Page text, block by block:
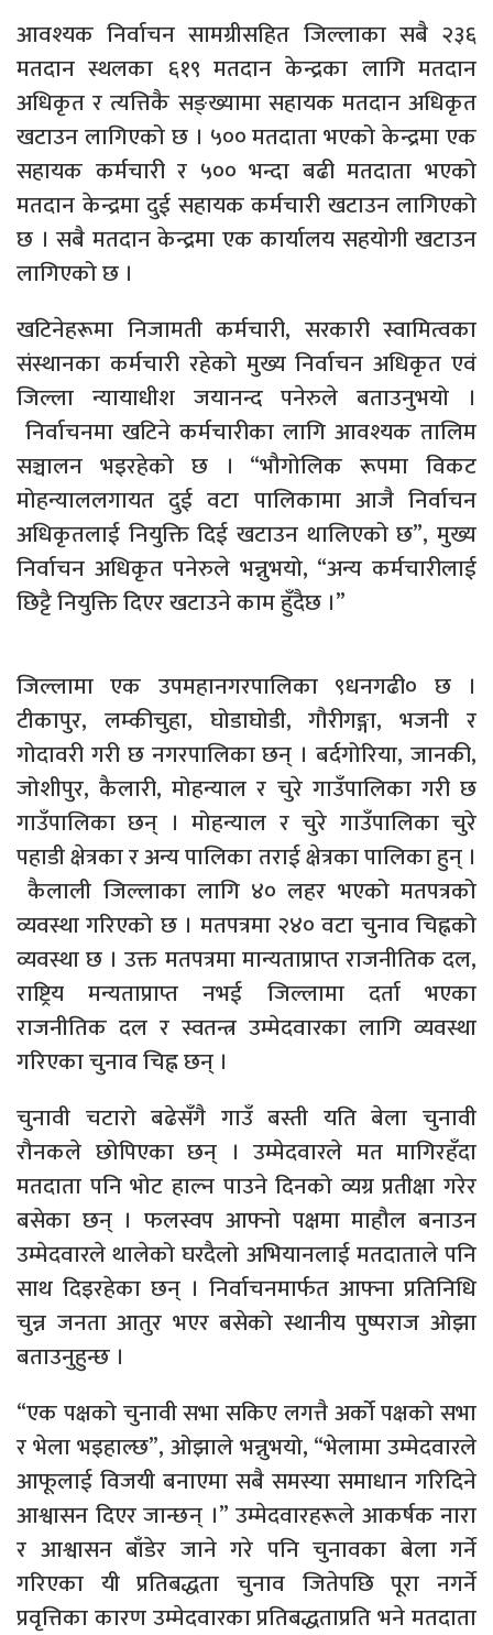
आवश्यक निर्वाचन सामग्रीसहित जिल्लाका सबै २३६
मतदान स्थलका ६१९ मतदान केन्द्रका लागि मतदान
अधिकृत र त्यत्तिकै सङ्ख्यामा सहायक मतदान अधिकृत
खटाउन लागिएको छ । ५०० मतदाता भएको केन्द्रमा एक
सहायक कर्मचारी र ५०० भन्दा बढी मतदाता भएको
मतदान केन्द्रमा दुई सहायक कर्मचारी खटाउन लागिएको
छ । सबै मतदान केन्द्रमा एक कार्यालय सहयोगी खटाउन
लागिएको छ ।
खटिनेहरूमा निजामती कर्मचारी, सरकारी स्वामित्वका
संस्थानका कर्मचारी रहेको मुख्य निर्वाचन अधिकृत एवं
जिल्ला न्यायाधीश जयानन्द पनेरुले बताउनुभयो ।
निर्वाचनमा खटिने कर्मचारीका लागि आवश्यक तालिम
सञ्चालन भइरहेको छ । “भौगोलिक रूपमा विकट
मोहन्याललगायत दुई वटा पालिकामा आजै निर्वाचन
अधिकृतलाई नियुक्ति दिई खटाउन थालिएको छ”, मुख्य
निर्वाचन अधिकृत पनेरुले भन्नुभयो, “अन्य कर्मचारीलाई
छिट्टै नियुक्ति दिएर खटाउने काम हुँदैछ ।”
जिल्लामा एक उपमहानगरपालिका ९धनगढी० छ ।
टीकापुर, लम्कीचुहा, घोडाघोडी, गौरीगङ्गा, भजनी र
गोदावरी गरी छ नगरपालिका छन् । बर्दगोरिया, जानकी,
जोशीपुर, कैलारी, मोहन्याल र चुरे गाउँपालिका गरी छ
गाउँपालिका छन् । मोहन्याल र चुरे गाउँपालिका चुरे
पहाडी क्षेत्रका र अन्य पालिका तराई क्षेत्रका पालिका हुन् ।
कैलाली जिल्लाका लागि ४० लहर भएको मतपत्रको
व्यवस्था गरिएको छ । मतपत्रमा २४० वटा चुनाव चिह्नको
व्यवस्था छ । उक्त मतपत्रमा मान्यताप्राप्त राजनीतिक दल,
राष्ट्रिय मन्यताप्राप्त नभई जिल्लामा दर्ता भएका
राजनीतिक दल र स्वतन्त्र उम्मेदवारका लागि व्यवस्था
गरिएका चुनाव चिह्न छन् ।
चुनावी चटारो बढेसँगै गाउँ बस्ती यति बेला चुनावी
रौनकले छोपिएका छन् । उम्मेदवारले मत मागिरहँदा
मतदाता पनि भोट हाल्न पाउने दिनको व्यग्र प्रतीक्षा गरेर
बसेका छन् । फलस्वप आफ्नो पक्षमा माहौल बनाउन
उम्मेदवारले थालेको घरदैलो अभियानलाई मतदाताले पनि
साथ दिइरहेका छन् । निर्वाचनमार्फत आफ्ना प्रतिनिधि
चुन्न जनता आतुर भएर बसेको स्थानीय पुष्पराज ओझा
बताउनुहुन्छ ।
“एक पक्षको चुनावी सभा सकिए लगत्तै अर्को पक्षको सभा
र भेला भइहाल्छ”, ओझाले भन्नुभयो, “भेलामा उम्मेदवारले
आफूलाई विजयी बनाएमा सबै समस्या समाधान गरिदिने
आश्वासन दिएर जान्छन् ।” उम्मेदवारहरूले आकर्षक नारा
र आश्वासन बाँडेर जाने गरे पनि चुनावका बेला गर्ने
गरिएका यी प्रतिबद्धता चुनाव जितेपछि पूरा नगर्ने
प्रवृत्तिका कारण उम्मेदवारका प्रतिबद्धताप्रति भने मतदाता